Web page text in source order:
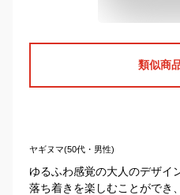
類似商
ヤギヌマ(50代・男性)
ゆるふわ感覚の大人のデザイ
落ち着きを楽しむことができ